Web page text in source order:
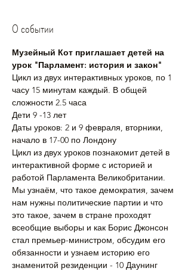
О событии
Музейный Кот приглашает детей на
урок "Парламент: история и закон"
Цикл из двух интерактивных уроков, по 1
часу 15 минутам каждый. В общей
сложности 2.5 часа
Дети 9 -13 лет
Даты уроков: 2 и 9 февраля, вторники,
начало в 17-00 по Лондону
Цикл из двух уроков познакомит детей в
интерактивной форме с историей и
работой Парламента Великобритании.
Мы узнаём, что такое демократия, зачем
нам нужны политические партии и что
это такое, зачем в стране проходят
всеобщие выборы и как Борис Джонсон
стал премьер-министром, обсудим его
обязанности и узнаем историю его
знаменитой резиденции - 10 Даунинг